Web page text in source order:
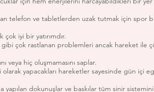
telefon ve tabletlerden uzak tutmak için spor
çok iyi bir yatırımdır.
gibi çok rastlanan problemleri ancak hareket
hiç oluşmamasını saplar.
yapacakları hareketler sayesinde gün içi
dokunuşlar ve baskılar tüm sinir sistemini